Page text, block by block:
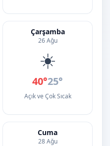
Çarşamba
26 Ağu
☀️
40°25°
Açık ve Çok Sıcak
Cuma
28 Ağu